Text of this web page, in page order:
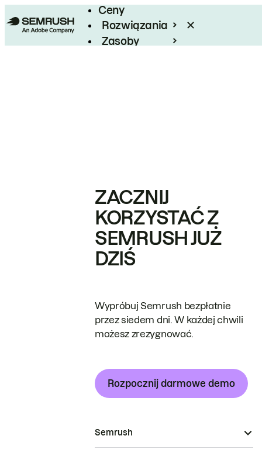
Ceny
Rozwiązania
Zasoby
ZACZNIJ
KORZYSTAĆ Z
SEMRUSH JUŻ
DZIŚ
Wypróbuj Semrush bezpłatnie
przez siedem dni. W każdej chwili
możesz zrezygnować.
Rozpocznij darmowe demo
Semrush